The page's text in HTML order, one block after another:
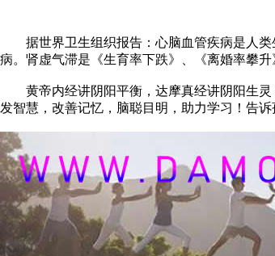
据世界卫生组织报告：心脑血管疾病是人类
病。肾虚气滞是《生育率下跌》、《离婚率攀
黄帝内经讲阴阳平衡，达摩真经讲阴阳生灵
发智慧，改善记忆，脑聪目明，助力学习！告